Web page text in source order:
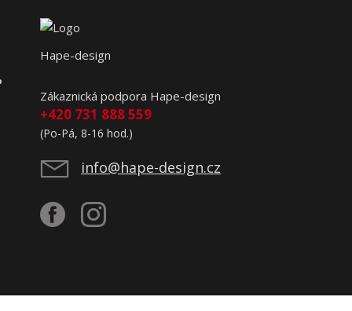
Hape-design
Zákaznická podpora Hape-design
+420 731 888 559
(Po-Pá, 8-16 hod.)
info@hape-design.cz